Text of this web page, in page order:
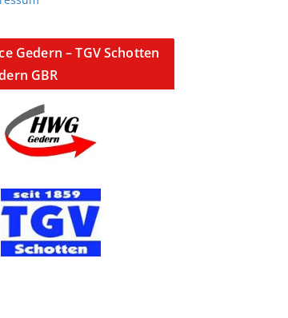
Gedern – TGV Schotten
GBR